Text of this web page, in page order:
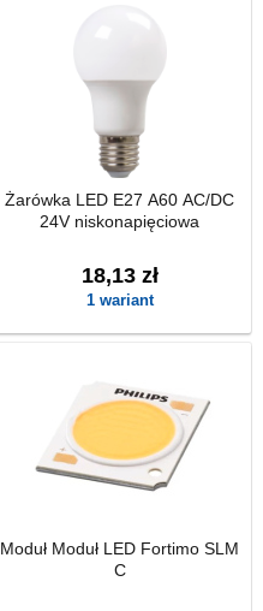
Żarówka LED E27 A60 AC/DC
24V niskonapięciowa
18,13 zł
1 wariant
Moduł Moduł LED Fortimo SLM
C